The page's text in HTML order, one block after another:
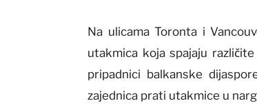
Na ulicama Toronta i
utakmica koja spajaju
pripadnici balkanske
zajednica prati utakmice u